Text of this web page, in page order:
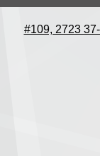
#109, 2723